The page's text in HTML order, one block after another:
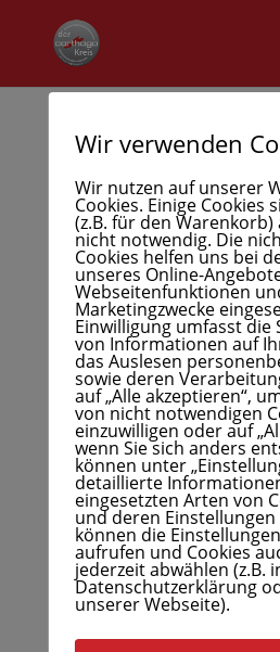
06 Kehlheim
Wir verwenden
Wir nutzen auf unserer
Cookies. Einige Cookies
(z.B. für den
nicht notwendig. Die
Cookies helfen uns bei
unseres Online-
Webseitenfunktionen
Marketingzwecke
Einwilligung umfasst die
von Informationen auf
das Auslesen
sowie deren
auf „Alle akzeptieren“,
von nicht notwendigen
einzuwilligen oder auf
wenn Sie sich anders
können unter
detaillierte
eingesetzten Arten von
und deren
können die
aufrufen und Cookies
jederzeit abwählen (z.B.
Datenschutzerklärung
unserer Webseite).